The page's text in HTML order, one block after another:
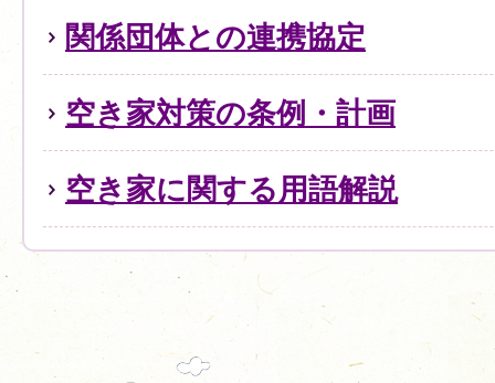
関係団体との連携協定
空き家対策の条例・計画
空き家に関する用語解説